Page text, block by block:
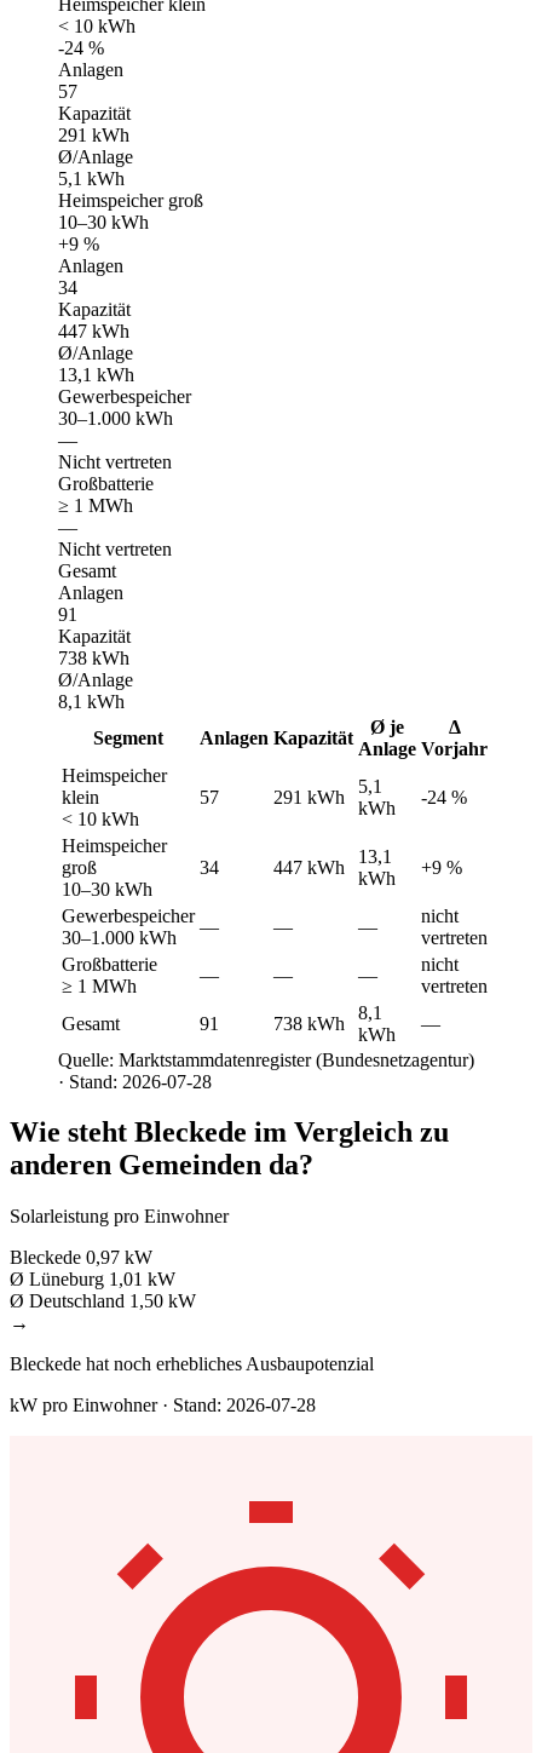
< 10 kWh
-24 %
Anlagen
57
Kapazität
291 kWh
Ø/Anlage
5,1 kWh
Heimspeicher groß
10–30 kWh
+9 %
Anlagen
34
Kapazität
447 kWh
Ø/Anlage
13,1 kWh
Gewerbespeicher
30–1.000 kWh
—
Nicht vertreten
Großbatterie
≥ 1 MWh
—
Nicht vertreten
Gesamt
Anlagen
91
Kapazität
738 kWh
Ø/Anlage
8,1 kWh
Segment
Anlagen Kapazität
Ø je
Anlage
Δ
Vorjahr
Heimspeicher
klein
< 10 kWh
57 291 kWh
5,1
kWh
-24 %
Heimspeicher
groß
10–30 kWh
34 447 kWh
13,1
kWh
+9 %
Gewerbespeicher
30–1.000 kWh
— — —
nicht
vertreten
Großbatterie
≥ 1 MWh
— — —
nicht
vertreten
Gesamt
91 738 kWh
8,1
kWh
—
Quelle: Marktstammdatenregister (Bundesnetzagentur)
· Stand: 2026-07-28
Wie steht Bleckede im Vergleich zu
anderen Gemeinden da?
Solarleistung pro Einwohner
Bleckede 0,97 kW
Ø Lüneburg 1,01 kW
Ø Deutschland 1,50 kW
→
Bleckede hat noch erhebliches Ausbaupotenzial
kW pro Einwohner · Stand: 2026-07-28